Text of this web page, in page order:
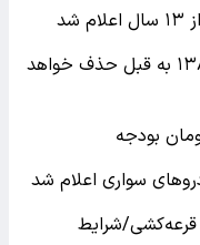
آیا سهمیه بنزین خودروهای تولید ۱۳۸۵ به قبل حذف خواهد
بودجه
سواری اعلام شد
قرعه‌کشی/شرایط